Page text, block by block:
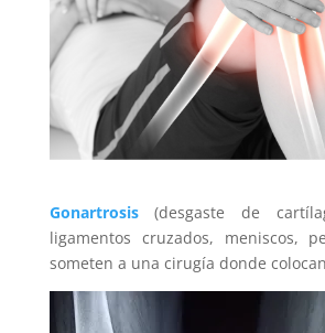
Gonartrosis(desgaste de
ligamentos cruzados, meniscos,
someten a una cirugía donde